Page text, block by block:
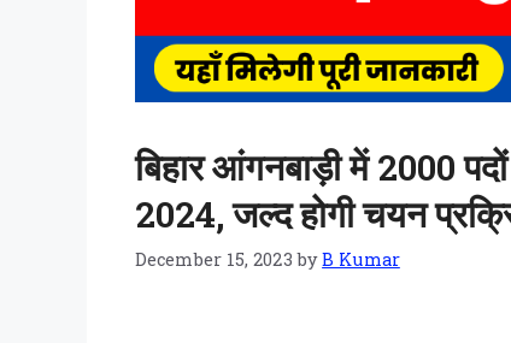
बिहार आंगनबाड़ी में 2000
2024, जल्द होगी चयन
December 15, 2023 byB Kumar